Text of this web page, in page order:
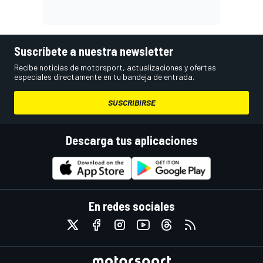
Suscríbete a nuestra newsletter
Recibe noticias de motorsport, actualizaciones y ofertas
especiales directamente en tu bandeja de entrada.
SUSCRIBIRSE
Descarga tus aplicaciones
En redes sociales